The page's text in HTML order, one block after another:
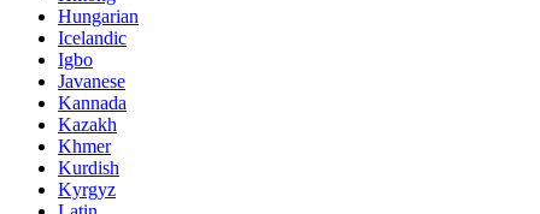
Hungarian
Icelandic
Igbo
Javanese
Kannada
Kazakh
Khmer
Kurdish
Kyrgyz